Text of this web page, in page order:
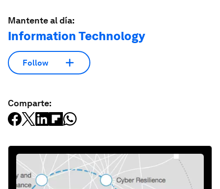
Mantente al día:
Information Technology
Follow
Comparte: